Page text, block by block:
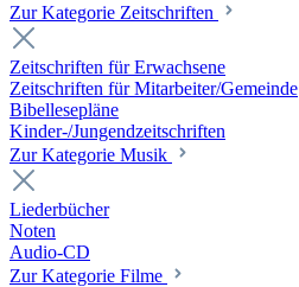
Zur Kategorie Zeitschriften
Zeitschriften für Erwachsene
Zeitschriften für Mitarbeiter/Gemeinde
Bibellesepläne
Kinder-/Jungendzeitschriften
Zur Kategorie Musik
Liederbücher
Noten
Audio-CD
Zur Kategorie Filme